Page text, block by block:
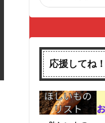
応援してね！